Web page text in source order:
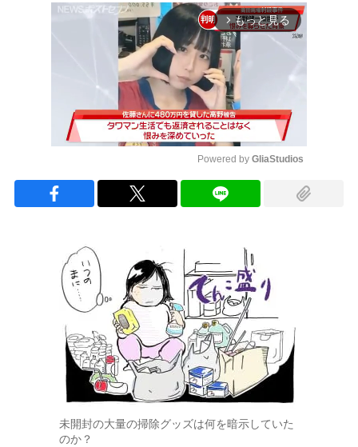
arrow_forward_ios もっと見る
Powered by GliaStudios
未開封の大量の掃除グッズは何を暗示していた
のか？